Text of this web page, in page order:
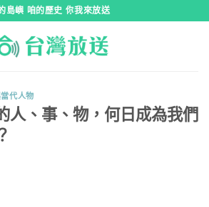
島嶼 咱的歷史 你我來放送
代人物
人、事、物，何日成為我們